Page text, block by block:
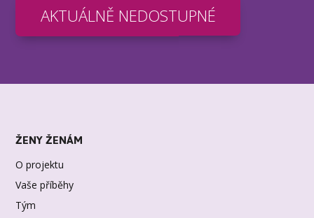
AKTUÁLNĚ NEDOSTUPNÉ
ŽENY ŽENÁM
O projektu
Vaše příběhy
Tým